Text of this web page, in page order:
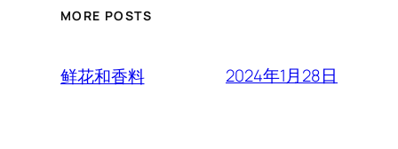
MORE POSTS
鲜花和香料 2024年1月28日